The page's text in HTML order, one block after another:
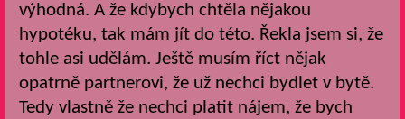
výhodná. A že kdybych chtěla nějakou
hypotéku, tak mám jít do této. Řekla jsem si, že
tohle asi udělám. Ještě musím říct nějak
opatrně partnerovi, že už nechci bydlet v bytě.
Tedy vlastně že nechci platit nájem, že bych